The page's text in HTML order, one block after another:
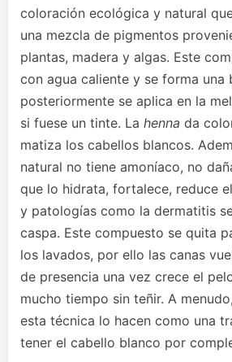
coloración ecológica y natural
una mezcla de pigmentos
plantas, madera y algas. Este
con agua caliente y se forma una
posteriormente se aplica en la
si fuese un tinte. La henna da
matiza los cabellos blancos.
natural no tiene amoníaco, no
que lo hidrata, fortalece, reduce
y patologías como la dermatitis
caspa. Este compuesto se quita
los lavados, por ello las canas
de presencia una vez crece el
mucho tiempo sin teñir. A
esta técnica lo hacen como una
tener el cabello blanco por